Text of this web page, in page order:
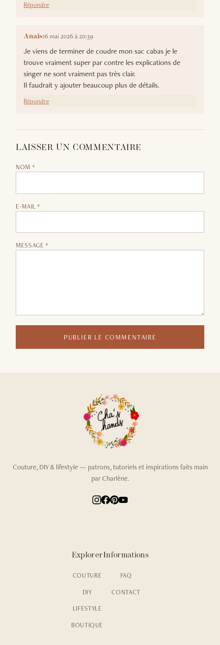
Répondre
Anaïs16 mai 2026 à 20:39
Je viens de terminer de coudre mon sac cabas je le
trouve vraiment super par contre les explications de
singer ne sont vraiment pas très clair.
Il faudrait y ajouter beaucoup plus de détails.
Répondre
LAISSER UN COMMENTAIRE
NOM *
E-MAIL *
MESSAGE *
PUBLIER LE COMMENTAIRE
Couture, DIY & lifestyle — patrons, tutoriels et inspirations faits main
par Charlène.
Explorer
COUTURE
DIY
LIFESTYLE
BOUTIQUE
Informations
FAQ
CONTACT